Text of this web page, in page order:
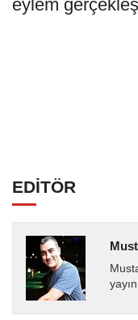
eylem
EDİTÖR